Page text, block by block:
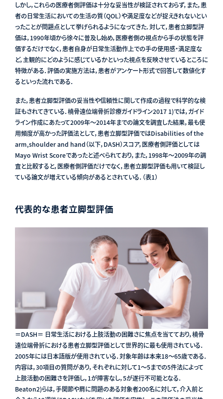
しかし，これらの医療者側評価は十分な妥当性が検証されておらず，また，患
者の日常生活においての生活の質（QOL）や満足度などが捉えきれないとい
ったことが問題点として挙げられるようになってきた．対して，患者立脚型評
価は，1990年頃から徐々に普及し始め，医療者側の視点から手の状態を評
価するだけでなく，患者自身が日常生活動作上での手の使用感・満足度な
ど，主観的にどのように感じているかといった視点を反映させているところに
特徴がある．評価の実施方法は，患者がアンケート形式で回答して数値化す
るといった流れである．
また，患者立脚型評価の妥当性や信頼性に関して作成の過程で科学的な検
証もされてきている．橈骨遠位端骨折診療ガイドライン2017 1)では，ガイド
ライン作成にあたって2009年～2014年までの論文を調査した結果，最も使
用頻度が高かった評価法として，患者立脚型評価ではDisabilities of the
arm,shoulder and hand（以下，DASH）スコア，医療者側評価としては
Mayo Wrist Scoreであったと述べられており，また，1998年～2009年の調
査と比較すると，医療者側評価だけでなく，患者立脚型評価も用いて検証し
ている論文が増えている傾向があるとされている．（表1）
代表的な患者立脚型評価
＝DASH＝ 日常生活における上肢活動の困難さに焦点を当てており，橈骨
遠位端骨折における患者立脚型評価として世界的に最も使用されている．
2005年には日本語版が使用されている．対象年齢は本来18～65歳である．
内容は，30項目の質問があり，それぞれに対して1～5までの5件法によって
上肢活動の困難さを評価し，1が障害なし，5が遂行不可能となる．
Beaton2)らは，手関節や肩に問題のある対象者200名に対して，介入前と